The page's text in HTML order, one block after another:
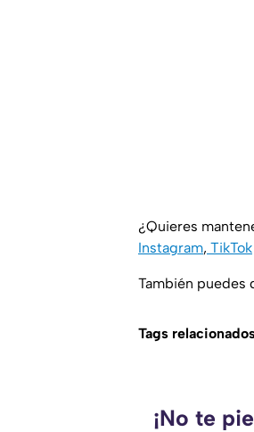
¿Quieres
Instagram, TikTok
También puedes
Tags
¡No te